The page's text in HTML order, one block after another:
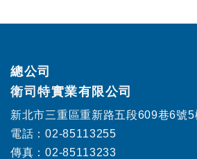
總公司
衛司特實業有限公司
新北市三重區重新路五段609巷6號5
電話：02-85113255
傳真：02-85113233